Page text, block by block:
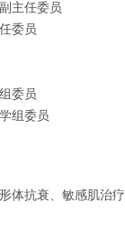
主任委员
委员
委员
组委员
体抗衰、敏感肌治疗